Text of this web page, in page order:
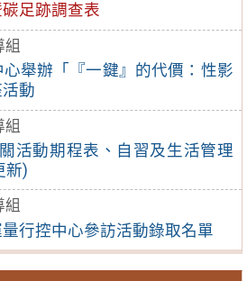
足跡調查表
組
舉辦「『一鍵』的代價：性影
動
組
活動期程表、自習及生活管理
新)
組
行控中心參訪活動錄取名單